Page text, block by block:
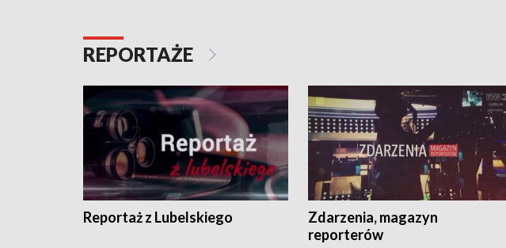
REPORTAŻE
Reportaż z Lubelskiego
Zdarzenia, magazyn
reporterów